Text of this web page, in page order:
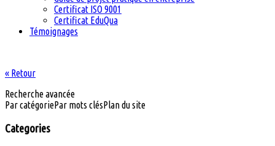
Certificat ISO 9001
Certificat EduQua
Témoignages
« Retour
Recherche avancée
Par catégoriePar mots clésPlan du site
Categories